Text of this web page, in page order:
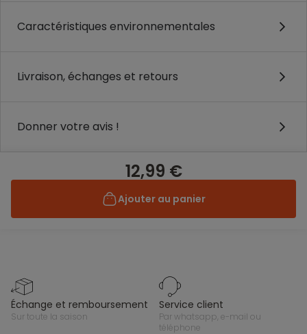
Caractéristiques environnementales
Livraison, échanges et retours
Donner votre avis !
12,99 €
Ajouter au panier
échange et remboursement
sur toute la saison
service client
par whatsapp, e-mail ou
téléphone